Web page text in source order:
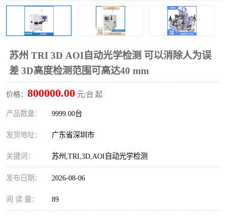
苏州 TRI 3D AOI自动光学检测 可以消除人为误
差 3D高度检测范围可高达40 mm
价格： 800000.00 元/台 起
产品数量： 9999.00台
发货地址： 广东省深圳市
关键词： 苏州,TRI,3D,AOI自动光学检测
发布日期： 2026-08-06
阅 读 量： 89